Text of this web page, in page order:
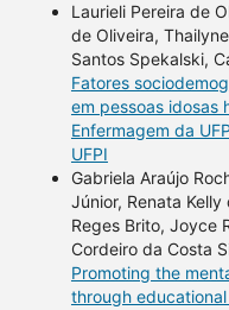
Laurieli Pereira de
de Oliveira,
Santos Spekalski,
Fatores
em pessoas idosas
Enfermagem da
UFPI
Gabriela Araújo
Júnior, Renata
Reges Brito, Joyce
Cordeiro da Costa
Promoting the
through